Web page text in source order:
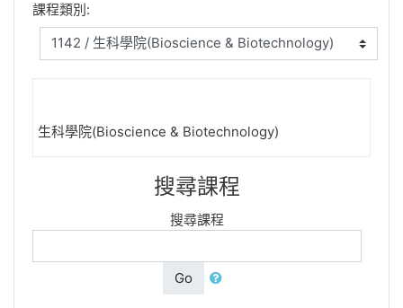
課程類別:
生科學院(Bioscience & Biotechnology)
搜尋課程
搜尋課程
Go